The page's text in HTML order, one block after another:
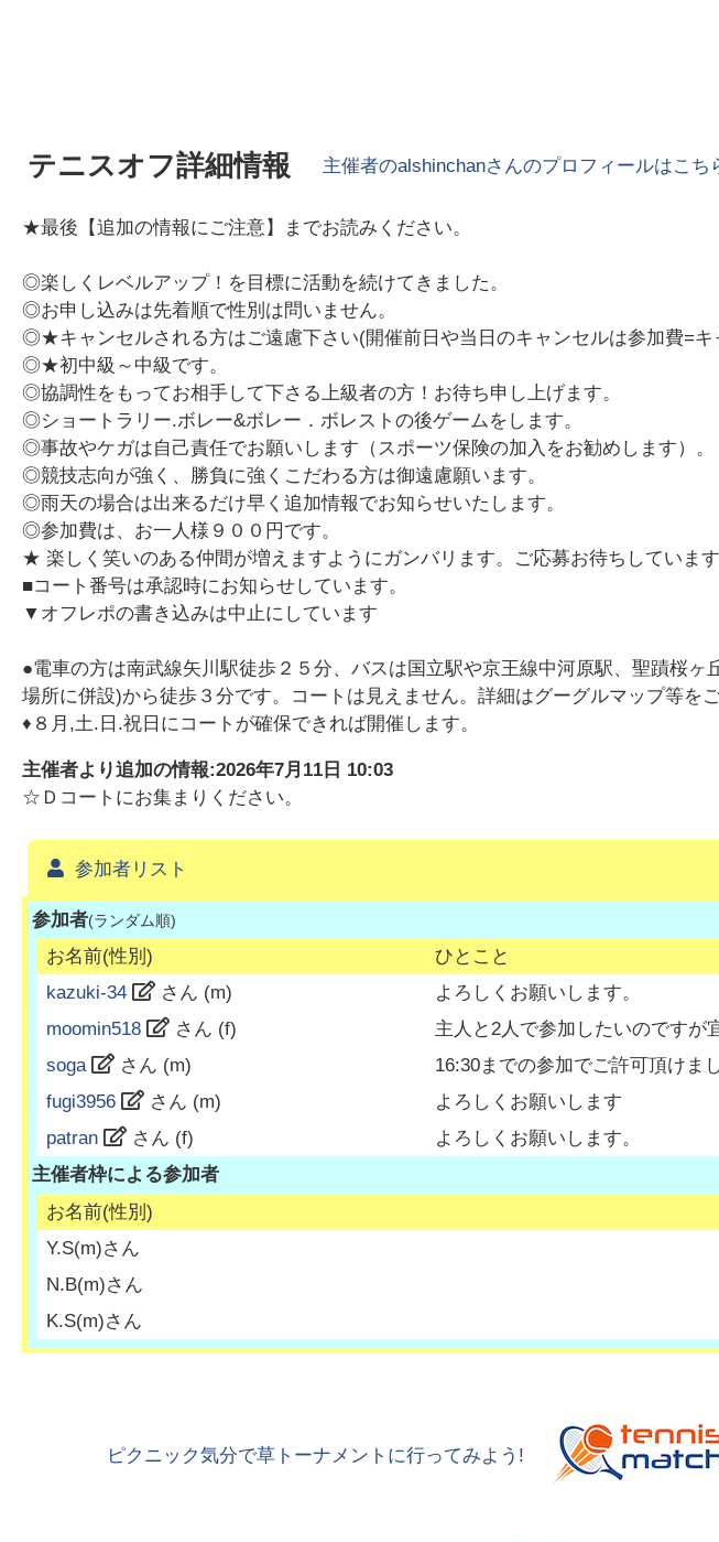
テニスオフ詳細情報 主催者のalshinchanさんのプロフィールはこち
★最後【追加の情報にご注意】までお読みください。
◎楽しくレベルアップ！を目標に活動を続けてきました。
◎お申し込みは先着順で性別は問いません。
◎★キャンセルされる方はご遠慮下さい(開催前日や当日のキャンセルは参加費=キ
◎★初中級～中級です。
◎協調性をもってお相手して下さる上級者の方！お待ち申し上げます。
◎ショートラリー.ボレー&ボレー．ボレストの後ゲームをします。
◎事故やケガは自己責任でお願いします（スポーツ保険の加入をお勧めします）。
◎競技志向が強く、勝負に強くこだわる方は御遠慮願います。
◎雨天の場合は出来るだけ早く追加情報でお知らせいたします。
◎参加費は、お一人様９００円です。
★ 楽しく笑いのある仲間が増えますようにガンバリます。ご応募お待ちしています
■コート番号は承認時にお知らせしています。
▼オフレポの書き込みは中止にしています
●電車の方は南武線矢川駅徒歩２５分、バスは国立駅や京王線中河原駅、聖蹟桜
場所に併設)から徒歩３分です。コートは見えません。詳細はグーグルマップ等をご
♦８月,土.日.祝日にコートが確保できれば開催します。
主催者より追加の情報:2026年7月11日 10:03
☆Ｄコートにお集まりください。
参加者リスト
参加者(ランダム順)
お名前(性別)
ひとこと
kazuki-34
さん (m)
よろしくお願いします。
moomin518
さん (f)
主人と2人で参加したいのですが
soga
さん (m)
16:30までの参加でご許可頂けま
fugi3956
さん (m)
よろしくお願いします
patran
さん (f)
よろしくお願いします。
主催者枠による参加者
お名前(性別)
Y.S(m)さん
N.B(m)さん
K.S(m)さん
ピクニック気分で草トーナメントに行ってみよう!